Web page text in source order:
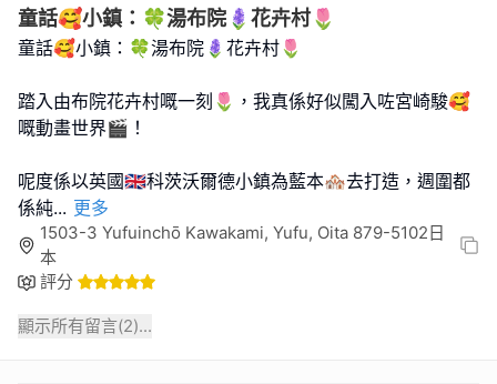
童話🥰小鎮：🍀湯布院🪻花卉村🌷
童話🥰小鎮：🍀湯布院🪻花卉村🌷
踏入由布院花卉村嘅一刻🌷，我真係好似闖入咗宮崎駿🥰
嘅動畫世界🎬！
呢度係以英國🇬🇧科茨沃爾德小鎮為藍本🏘️去打造，週圍都
係純... 更多
1503-3 Yufuinchō Kawakami, Yufu, Oita 879-5102日
本
評分
顯示所有留言(2)...